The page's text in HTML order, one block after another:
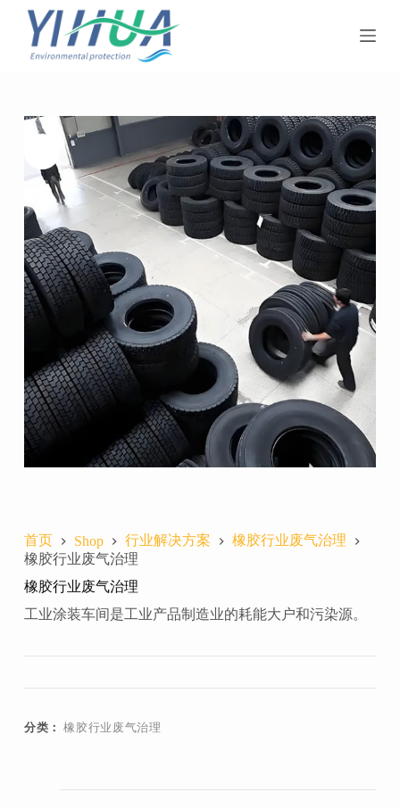
跳
内
首页 Shop 行业解决方案
橡胶行业废气治理
橡胶行业废气治理
橡胶行业废气治理
工业涂装车间是工业产品制造业的耗能大户和污染源。
分类：橡胶行业废气治理